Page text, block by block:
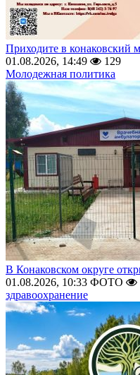
Приходите в конаковский
01.08.2026, 14:49
129
Молодежная политика
В Конаковском округе
01.08.2026, 10:33 ФОТО
здравоохранение